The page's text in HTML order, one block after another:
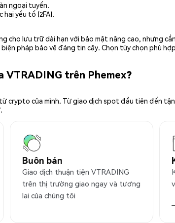
ngoại tuyến.
yếu tố (2FA).
cho lưu trữ dài hạn với bảo mật nâng cao, nhưng
pháp bảo vệ đáng tin cậy. Chọn tùy chọn phù
VTRADING trên Phemex?
từ crypto của mình. Từ giao dịch spot đầu tiên đến
Buôn bán
Giao dịch thuận tiện VTRADING
trên thị trường giao ngay và tương
lai của chúng tôi